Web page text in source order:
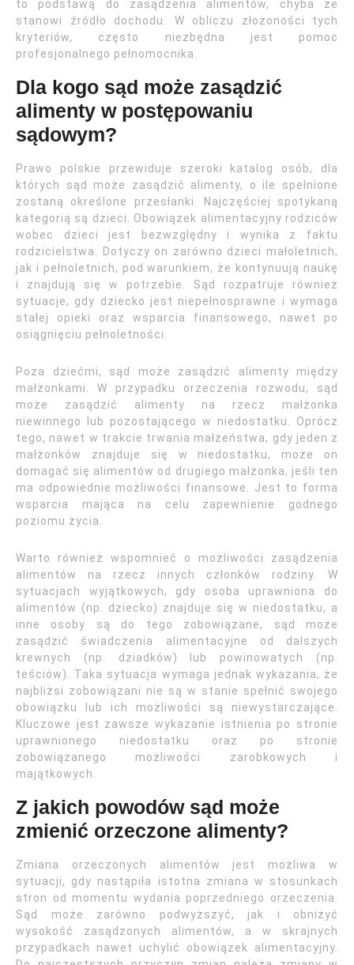
to podstawą do zasądzenia alimentów, chyba że
stanowi źródło dochodu. W obliczu złożoności tych
kryteriów, często niezbędna jest pomoc
profesjonalnego pełnomocnika.
Dla kogo sąd może zasądzić
alimenty w postępowaniu
sądowym?
Prawo polskie przewiduje szeroki katalog osób, dla
których sąd może zasądzić alimenty, o ile spełnione
zostaną określone przesłanki. Najczęściej spotykaną
kategorią są dzieci. Obowiązek alimentacyjny rodziców
wobec dzieci jest bezwzględny i wynika z faktu
rodzicielstwa. Dotyczy on zarówno dzieci małoletnich,
jak i pełnoletnich, pod warunkiem, że kontynuują naukę
i znajdują się w potrzebie. Sąd rozpatruje również
sytuacje, gdy dziecko jest niepełnosprawne i wymaga
stałej opieki oraz wsparcia finansowego, nawet po
osiągnięciu pełnoletności.
Poza dziećmi, sąd może zasądzić alimenty między
małżonkami. W przypadku orzeczenia rozwodu, sąd
może zasądzić alimenty na rzecz małżonka
niewinnego lub pozostającego w niedostatku. Oprócz
tego, nawet w trakcie trwania małżeństwa, gdy jeden z
małżonków znajduje się w niedostatku, może on
domagać się alimentów od drugiego małżonka, jeśli ten
ma odpowiednie możliwości finansowe. Jest to forma
wsparcia mająca na celu zapewnienie godnego
poziomu życia.
Warto również wspomnieć o możliwości zasądzenia
alimentów na rzecz innych członków rodziny. W
sytuacjach wyjątkowych, gdy osoba uprawniona do
alimentów (np. dziecko) znajduje się w niedostatku, a
inne osoby są do tego zobowiązane, sąd może
zasądzić świadczenia alimentacyjne od dalszych
krewnych (np. dziadków) lub powinowatych (np.
teściów). Taka sytuacja wymaga jednak wykazania, że
najbliżsi zobowiązani nie są w stanie spełnić swojego
obowiązku lub ich możliwości są niewystarczające.
Kluczowe jest zawsze wykazanie istnienia po stronie
uprawnionego niedostatku oraz po stronie
zobowiązanego możliwości zarobkowych i
majątkowych.
Z jakich powodów sąd może
zmienić orzeczone alimenty?
Zmiana orzeczonych alimentów jest możliwa w
sytuacji, gdy nastąpiła istotna zmiana w stosunkach
stron od momentu wydania poprzedniego orzeczenia.
Sąd może zarówno podwyższyć, jak i obniżyć
wysokość zasądzonych alimentów, a w skrajnych
przypadkach nawet uchylić obowiązek alimentacyjny.